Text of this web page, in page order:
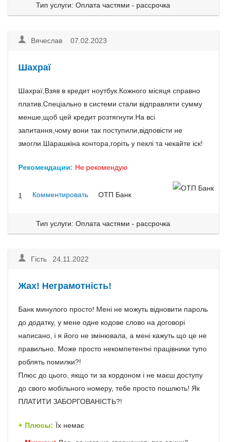
Тип услуги: Оплата частями - рассрочка
Вячеслав 07.02.2023
Шахраї
Шахраї,Взяв в кредит ноутбук.Кожного місяця справно
платив.Спеціально в системи стали відправляти сумму
менше,щоб цей кредит розтягнути.На всі
запитання,чому вони так поступили,відповісти не
змогли.Шарашкіна контора,горіть у пеклі та чекайте іск!
Рекомендации: Не рекомендую
1 Комментировать ОТП Банк
Тип услуги: Оплата частями - рассрочка
Гість 24.11.2022
Жах! Неграмотність!
Банк минулого просто! Мені не можуть відновити пароль
до додатку, у мене одне кодове слово на договорі
написано, і я його не змінювала, а мені кажуть що це не
правильно. Може просто некомпетентні працівники тупо
роблять помилки?!
Плюс до цього, якщо ти за кордоном і не маєш доступу
до свого мобільного номеру, тебе просто пошлють! Як
ПЛАТИТИ ЗАБОРГОВАНІСТЬ?!
Плюсы: Їх немає